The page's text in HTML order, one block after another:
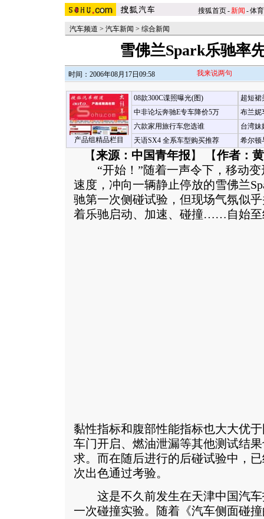
搜狐首页-新闻 -体育
汽车频道 > 汽车新闻 > 综合新闻
雪佛兰Spark乐驰率
时间：2006年08月17日09:58 我来说两句
产品组精品栏目
08款300C谍照曝光(图)
中非论坛奔驰E专车降价5万
六款家用旅行车您选谁
天语SX4 全系车型购买推荐
超短裙
布兰妮
台湾妹
希尔顿
【来源：中国青年报 】 【作者：
“开始！”随着一声令下，移动变
速度，冲向一辆静止停放的雪佛兰
驰第一次侧碰试验，但现场气氛似
着乐驰启动、加速、碰撞……自始至
黏性指标和腹部性能指标也大大优
车门开启、燃油泄漏等其他测试结
求。而在随后进行的后碰试验中，
次出色通过考验。
这是不久前发生在天津中国汽车
一次碰撞实验。随着《汽车侧面碰